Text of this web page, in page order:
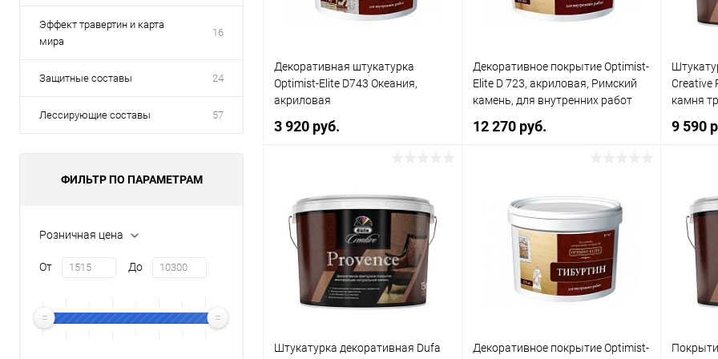
Эффект травертин и карта
мира
16
Защитные составы 24
Лессирующие составы 57
ФИЛЬТР ПО ПАРАМЕТРАМ
Розничная цена
От До
Элемент каталога: Литраж
Цвет
Белый
Элемент
Декоративная штукатурка
Optimist-Elite D743 Океания,
акриловая
3 920 руб.
В корзину
Купить в 1 клик Сравнение
В избранное В наличии
Литраж | Масса:
Цвет
Декоративное покрытие Optimist-
Elite D 723, акриловая, Римский
камень, для внутренних работ
12 270 руб.
Купить в 1 клик Сравнение
В избранное В наличии
Литраж | Масса:
Цвет
Creative
камня
9 590
В
Штукатурка декоративная Dufa
Декоративное покрытие Optimist-